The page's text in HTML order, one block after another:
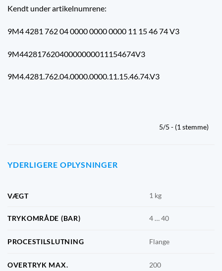
Kendt under artikelnumrene:
9M4 4281 762 04 0000 0000 0000 11 15 46 74 V3
9M44281762040000000011154674V3
9M4.4281.762.04.0000.0000.11.15.46.74.V3
5/5 - (1 stemme)
YDERLIGERE OPLYSNINGER
VÆGT 1 kg
TRYKOMRÅDE (BAR) 4 … 40
PROCESTILSLUTNING Flange
OVERTRYK MAX. 200